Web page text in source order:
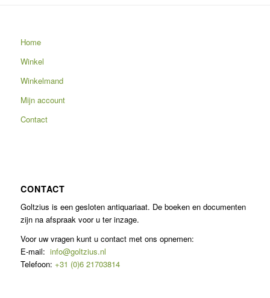
Home
Winkel
Winkelmand
Mijn account
Contact
CONTACT
Goltzius is een gesloten antiquariaat. De boeken en documenten
zijn na afspraak voor u ter inzage.
Voor uw vragen kunt u contact met ons opnemen:
E-mail: info@goltzius.nl
Telefoon: +31 (0)6 21703814